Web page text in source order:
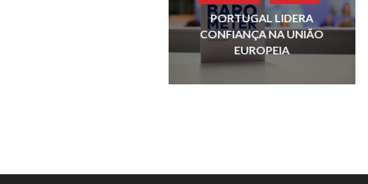
k
PORTUGAL LIDERA
CONFIANÇA NA UNIÃO
EUROPEIA